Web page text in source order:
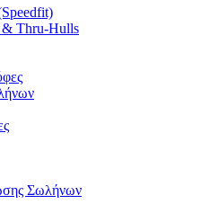
& Thru-Hulls
Σωλήνων